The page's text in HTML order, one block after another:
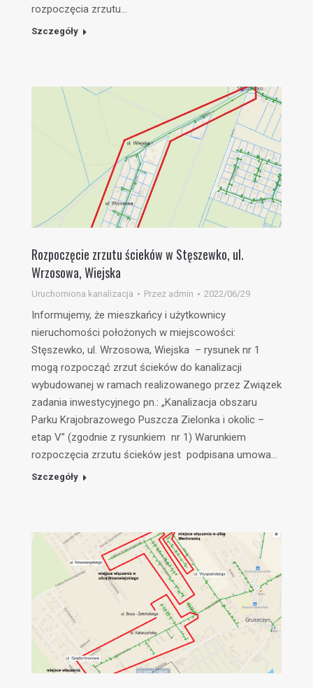
rozpoczęcia zrzutu…
Szczegóły
Rozpoczęcie zrzutu ścieków w Stęszewko, ul.
Wrzosowa, Wiejska
Uruchomiona kanalizacja Przez admin 2022/06/29
Informujemy, że mieszkańcy i użytkownicy
nieruchomości położonych w miejscowości:
Stęszewko, ul. Wrzosowa, Wiejska – rysunek nr 1
mogą rozpocząć zrzut ścieków do kanalizacji
wybudowanej w ramach realizowanego przez Związek
zadania inwestycyjnego pn.: „Kanalizacja obszaru
Parku Krajobrazowego Puszcza Zielonka i okolic –
etap V” (zgodnie z rysunkiem nr 1) Warunkiem
rozpoczęcia zrzutu ścieków jest podpisana umowa…
Szczegóły